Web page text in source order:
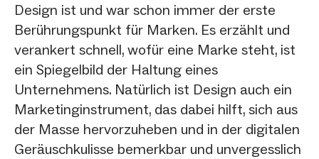
Design ist und war schon immer der erste
Berührungspunkt für Marken. Es erzählt und
verankert schnell, wofür eine Marke steht, ist
ein Spiegelbild der Haltung eines
Unternehmens. Natürlich ist Design auch ein
Marketinginstrument, das dabei hilft, sich aus
der Masse hervorzuheben und in der digitalen
Geräuschkulisse bemerkbar und unvergesslich